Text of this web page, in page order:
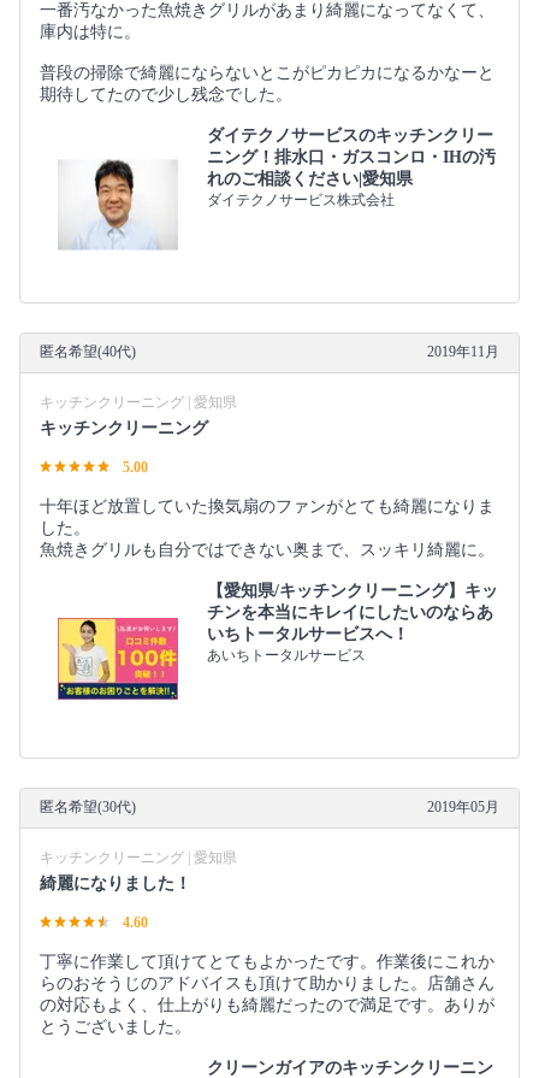
一番汚なかった魚焼きグリルがあまり綺麗になってなくて、
庫内は特に。
普段の掃除で綺麗にならないとこがピカピカになるかなーと
期待してたので少し残念でした。
ダイテクノサービスのキッチンクリー
ニング！排水口・ガスコンロ・IHの汚
れのご相談ください|愛知県
ダイテクノサービス株式会社
匿名希望(40代) 2019年11月
キッチンクリーニング | 愛知県
キッチンクリーニング
5.00
十年ほど放置していた換気扇のファンがとても綺麗になりま
した。
魚焼きグリルも自分ではできない奥まで、スッキリ綺麗に。
【愛知県/キッチンクリーニング】キッ
チンを本当にキレイにしたいのならあ
いちトータルサービスへ！
あいちトータルサービス
匿名希望(30代) 2019年05月
キッチンクリーニング | 愛知県
綺麗になりました！
4.60
丁寧に作業して頂けてとてもよかったです。作業後にこれか
らのおそうじのアドバイスも頂けて助かりました。店舗さん
の対応もよく、仕上がりも綺麗だったので満足です。ありが
とうございました。
クリーンガイアのキッチンクリーニン